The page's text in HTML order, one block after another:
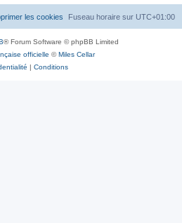
e
Fuseau horaire sur UTC+01:00
les cookies
® Forum Software © phpBB Limited
officielle ©Miles Cellar
| Conditions